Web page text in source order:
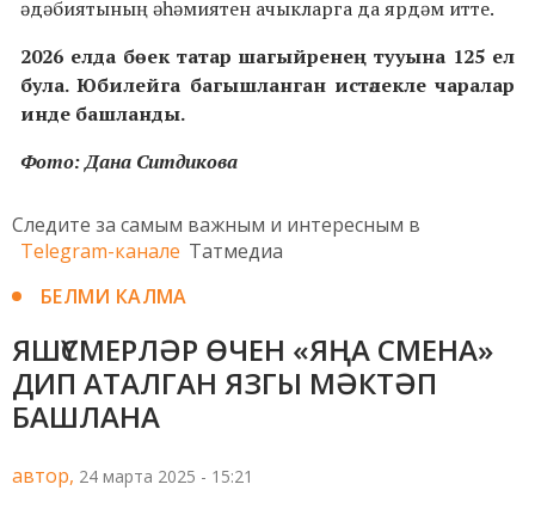
әдәбиятының әһәмиятен ачыкларга да ярдәм итте.
2026 елда бөек татар шагыйренең тууына 125 ел
була. Юбилейга багышланган истәлекле чаралар
инде башланды.
Фото: Дана Ситдикова
Следите за самым важным и интересным в
Telegram-канале Татмедиа
БЕЛМИ КАЛМА
ЯШҮСМЕРЛӘР ӨЧЕН «ЯҢА СМЕНА»
ДИП АТАЛГАН ЯЗГЫ МӘКТӘП
БАШЛАНА
автор, 24 марта 2025 - 15:21